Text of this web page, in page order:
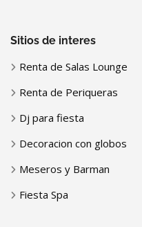
Sitios de interes
Renta de Salas Lounge
Renta de Periqueras
Dj para fiesta
Decoracion con globos
Meseros y Barman
Fiesta Spa